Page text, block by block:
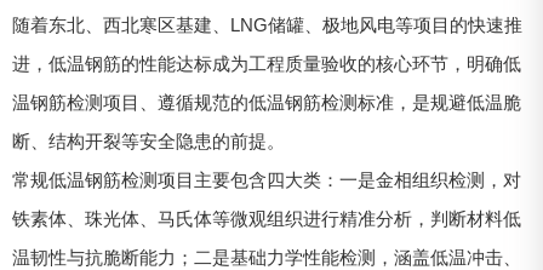
随着东北、西北寒区基建、LNG储罐、极地风电等项目的快速推
进，低温钢筋的性能达标成为工程质量验收的核心环节，明确低
温钢筋检测项目、遵循规范的低温钢筋检测标准，是规避低温脆
断、结构开裂等安全隐患的前提。
常规低温钢筋检测项目主要包含四大类：一是金相组织检测，对
铁素体、珠光体、马氏体等微观组织进行精准分析，判断材料低
温韧性与抗脆断能力；二是基础力学性能检测，涵盖低温冲击、